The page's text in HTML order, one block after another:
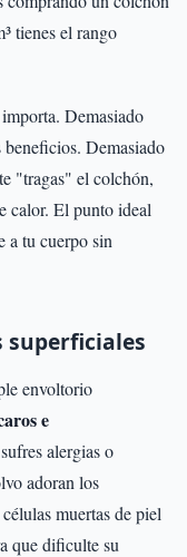
tienes el rango
Demasiado
beneficios. Demasiado
"tragas" el colchón,
calor. El punto ideal
a tu cuerpo sin
superficiales
envoltorio
e
alergias o
adoran los
muertas de piel
que dificulte su